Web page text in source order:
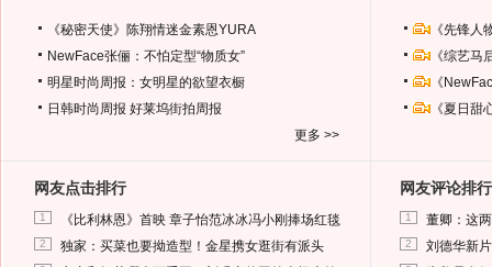
《秘密天使》陈翔情迷金素恩YURA
NewFace张俪：不怕定型“物质女”
明星时尚周报：女明星的欲望衣橱
日韩时尚周报 好莱坞街拍周报
更多 >>
《先锋
《综艺
《
《夏日
网友点击排行
1 《比利林恩》首映 章子怡范冰冰冯小刚捧场红毯
2 独家：买菜也要拗造型！金星携女逛街有派头
网友评论排行
1 董卿：这
2 刘德华新